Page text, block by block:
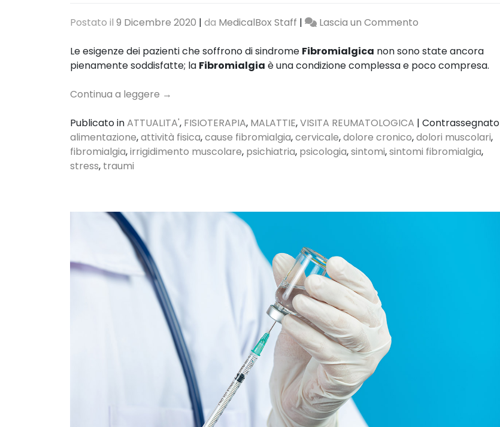
Postato il 9 Dicembre 2020 | da MedicalBox Staff | Lascia un Commento
una
condizione
Le esigenze dei pazienti che soffrono di sindrome Fibromialgica non sono state ancora
pienamente soddisfatte; la Fibromialgia è una condizione complessa e poco compresa.
Continua a leggere →
Publicato inATTUALITA', FISIOTERAPIA, MALATTIE,VISITA REUMATOLOGICA | Contrassegnato
alimentazione,attività fisica,cause fibromialgia,cervicale,dolore cronico,dolori muscolari,
fibromialgia,irrigidimento muscolare, psichiatria, psicologia,sintomi,sintomi fibromialgia,
stress, traumi